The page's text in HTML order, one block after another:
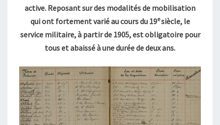
active. Reposant sur des modalités de mobilisation
qui ont fortement varié au cours du 19esiècle, le
service militaire, à partir de 1905, est obligatoire pour
tous et abaissé à une durée de deux ans.